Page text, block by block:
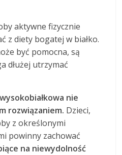
aktywne fizycznie
z diety bogatej w białko.
być pomocna, są
dłużej utrzymać
nie
rozwiązaniem. Dzieci,
z określonymi
powinny zachować
na niewydolność